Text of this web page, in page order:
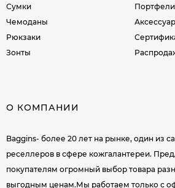
Сумки
Чемоданы
Рюкзаки
Зонты
Портфели
О КОМПАНИИ
Baggins- более 20 лет на рынке, один из
реселлеров в сфере кожгалантереи.
покупателям огромный выбор товара
выгодным ценам.Мы работаем только с